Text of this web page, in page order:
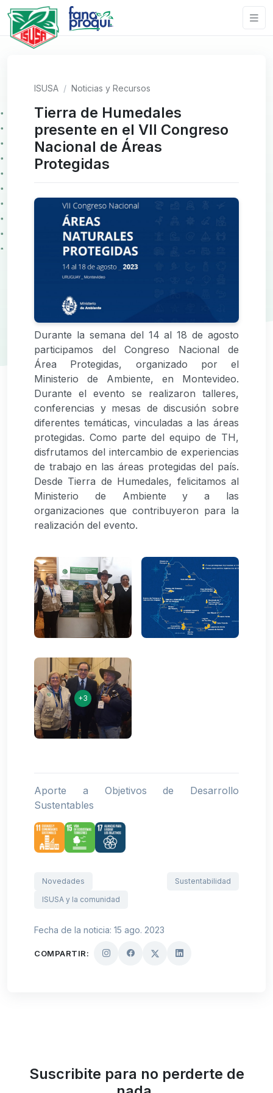
ISUSA Noticias y Recursos
Tierra de Humedales
presente en el VII Congreso
Nacional de Áreas
Protegidas
Durante la semana del 14 al 18 de agosto
participamos del Congreso Nacional de
Área Protegidas, organizado por el
Ministerio de Ambiente, en Montevideo.
Durante el evento se realizaron talleres,
conferencias y mesas de discusión sobre
diferentes temáticas, vinculadas a las áreas
protegidas. Como parte del equipo de TH,
disfrutamos del intercambio de experiencias
de trabajo en las áreas protegidas del país.
Desde Tierra de Humedales, felicitamos al
Ministerio de Ambiente y a las
organizaciones que contribuyeron para la
realización del evento.
+3
Aporte a Objetivos de Desarrollo
Sustentables
Novedades
Sustentabilidad
ISUSA y la comunidad
Fecha de la noticia: 15 ago. 2023
COMPARTIR:
Suscribite para no perderte de